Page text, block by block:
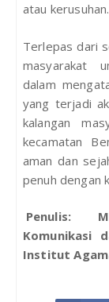
atau kerusuhan.
Terlepas dari
masyarakat
dalam
yang terjadi
kalangan
kecamatan
aman dan
penuh dengan
Penulis:
Komunikasi
Institut